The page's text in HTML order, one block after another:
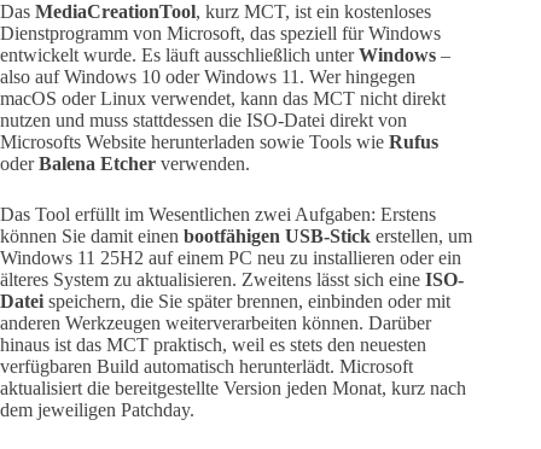
Das MediaCreationTool, kurz MCT, ist ein kostenloses
Dienstprogramm von Microsoft, das speziell für Windows
entwickelt wurde. Es läuft ausschließlich unterWindows –
also auf Windows 10 oder Windows 11. Wer hingegen
macOS oder Linux verwendet, kann das MCT nicht direkt
nutzen und muss stattdessen die ISO-Datei direkt von
Microsofts Website herunterladen sowie Tools wie Rufus
oderBalena Etcher verwenden.
Das Tool erfüllt im Wesentlichen zwei Aufgaben: Erstens
können Sie damit einen bootfähigen USB-Stick erstellen, um
Windows 11 25H2 auf einem PC neu zu installieren oder ein
älteres System zu aktualisieren. Zweitens lässt sich eine ISO-
Datei speichern, die Sie später brennen, einbinden oder mit
anderen Werkzeugen weiterverarbeiten können. Darüber
hinaus ist das MCT praktisch, weil es stets den neuesten
verfügbaren Build automatisch herunterlädt. Microsoft
aktualisiert die bereitgestellte Version jeden Monat, kurz nach
dem jeweiligen Patchday.